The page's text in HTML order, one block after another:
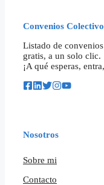
Convenios
Listado de
gratis, a un solo clic.
¡A qué esperas,
Nosotros
Sobre mi
Contacto